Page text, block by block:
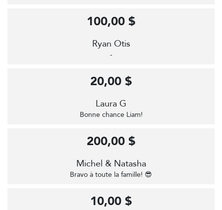
Ryan Otis
-
100,00 $
Laura G
Bonne chance Liam!
20,00 $
Michel & Natasha
Bravo à toute la famille! 😎
200,00 $
10,00 $